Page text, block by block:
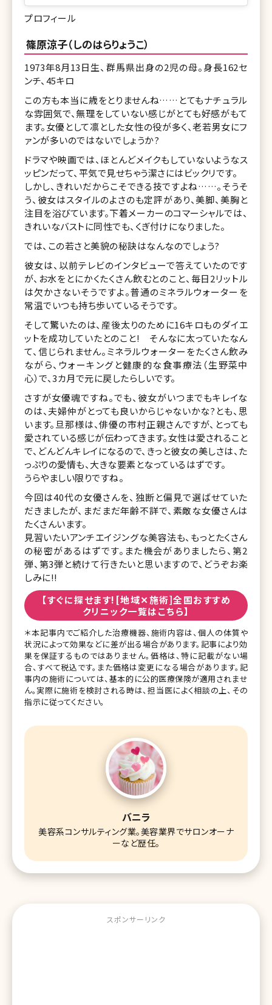
プロフィール
篠原涼子（しのはらりょうこ）
1973年8月13日生、群馬県出身の2児の母。身長162セ
ンチ、45キロ
この方も本当に歳をとりませんね……とてもナチュラル
な雰囲気で、無理をしていない感じがとても好感がもて
ます。女優として凛とした女性の役が多く、老若男女にフ
ァンが多いのではないでしょうか?
ドラマや映画では、ほとんどメイクもしていないようなス
ッピンだって、平気で見せちゃう潔さにはビックリです。
しかし、きれいだからこそできる技ですよね……。そうそ
う、彼女はスタイルのよさのも定評があり、美脚、美胸と
注目を浴びています。下着メーカーのコマーシャルでは、
きれいなバストに同性でも、くぎ付けになりました。
では、この若さと美貌の秘訣はなんなのでしょう?
彼女は、以前テレビのインタビューで答えていたのです
が、お水をとにかくたくさん飲むとのこと、毎日2リットル
は欠かさないそうですよ。普通のミネラルウォーターを
常温でいつも持ち歩いているそうです。
そして驚いたのは、産後太りのために16キロものダイエ
ットを成功していたとのこと! そんなに太っていたなん
て、信じられません。ミネラルウォーターをたくさん飲み
ながら、ウォーキングと健康的な食事療法（生野菜中
心）で、3カ月で元に戻したらしいです。
さすが女優魂ですね。でも、彼女がいつまでもキレイな
のは、夫婦仲がとっても良いからじゃないかな?とも、思
います。旦那様は、俳優の市村正親さんですが、とっても
愛されている感じが伝わってきます。女性は愛されること
で、どんどんキレイになるので、きっと彼女の美しさは、た
っぷりの愛情も、大きな要素となっているはずです。
うらやましい限りですね。
今回は40代の女優さんを、独断と偏見で選ばせていた
だきましたが、まだまだ年齢不詳で、素敵な女優さんは
たくさんいます。
見習いたいアンチエイジングな美容法も、もっとたくさん
の秘密があるはずです。また機会がありましたら、第2
弾、第3弾と続けて行きたいと思いますので、どうぞお楽
しみに!!
【すぐに探せます![地域✕施術]全国おすすめ
クリニック一覧はこちら】
＊本記事内でご紹介した治療機器、施術内容は、個人の体質や
状況によって効果などに差が出る場合があります。記事により効
果を保証するものではありません。価格は、特に記載がない場
合、すべて税込です。また価格は変更になる場合があります。記
事内の施術については、基本的に公的医療保険が適用されませ
ん。実際に施術を検討される時は、担当医によく相談の上、その
指示に従ってください。
バニラ
美容系コンサルティング業。美容業界でサロンオーナ
ーなど歴任。
スポンサーリンク